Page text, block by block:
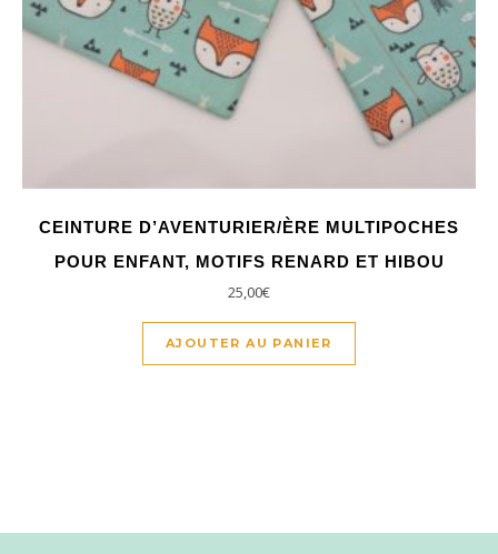
CEINTURE D’AVENTURIER/ÈRE MULTIPOCHES
POUR ENFANT, MOTIFS RENARD ET HIBOU
25,00€
AJOUTER AU PANIER